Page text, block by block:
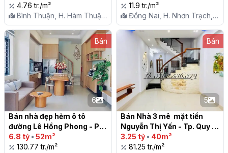
4.76 tr./m²
Bình Thuận, H. Hàm Thuận
Nam, X. Tân Lập
11.9 tr./m²
Đồng Nai, H. Nhơn Trạch,
X. Phú Đông
Bán
6
Bán nhà đẹp hẻm ô tô
đường Lê Hồng Phong - P7
- TP Vũng Tàu
6.8 tỷ • 52m²
130.77 tr./m²
Bán
5
Bán Nhà 3 mê  mặt tiền
Nguyễn Thị Yến - Tp. Quy
Nhơn
3.25 tỷ • 40m²
81.25 tr./m²